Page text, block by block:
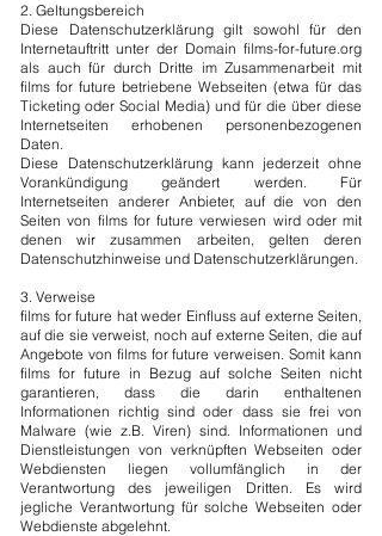
2. Geltungsbereich
Diese Datenschutzerklärung gilt sowohl für den
Internetauftritt unter der Domain films-for-future.org
als auch für durch Dritte im Zusammenarbeit mit
films for future betriebene Webseiten (etwa für das
Ticketing oder Social Media) und für die über diese
Internetseiten erhobenen personenbezogenen
Daten.
Diese Datenschutzerklärung kann jederzeit ohne
Vorankündigung geändert werden. Für
Internetseiten anderer Anbieter, auf die von den
Seiten von films for future verwiesen wird oder mit
denen wir zusammen arbeiten, gelten deren
Datenschutzhinweise und Datenschutzerklärungen.
3. Verweise
films for future hat weder Einfluss auf externe Seiten,
auf die sie verweist, noch auf externe Seiten, die auf
Angebote von films for future verweisen. Somit kann
films for future in Bezug auf solche Seiten nicht
garantieren, dass die darin enthaltenen
Informationen richtig sind oder dass sie frei von
Malware (wie z.B. Viren) sind. Informationen und
Dienstleistungen von verknüpften Webseiten oder
Webdiensten liegen vollumfänglich in der
Verantwortung des jeweiligen Dritten. Es wird
jegliche Verantwortung für solche Webseiten oder
Webdienste abgelehnt.